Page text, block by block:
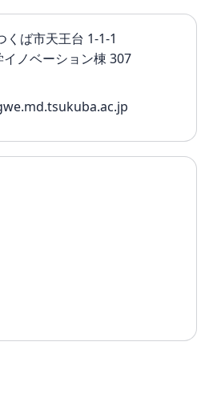
くば市天王台 1-1-1
ノベーション棟 307